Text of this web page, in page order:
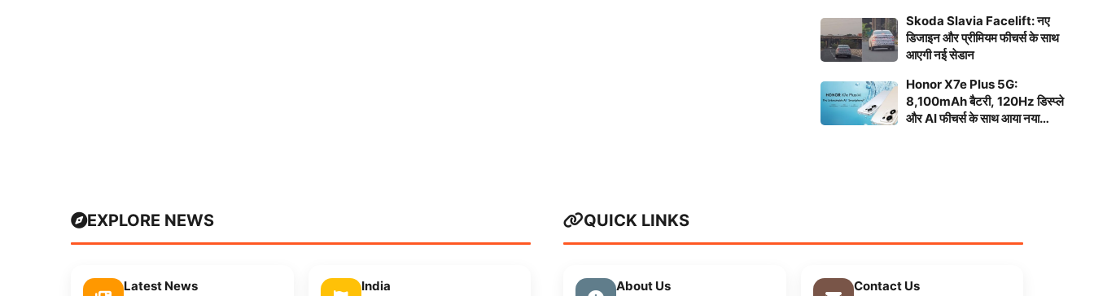
Skoda Slavia Facelift: नए
डिजाइन और प्रीमियम फीचर्स के साथ
आएगी नई सेडान
Honor X7e Plus 5G:
8,100mAh बैटरी, 120Hz डिस्प्ले
और AI फीचर्स के साथ आया नया
EXPLORE NEWS
Latest News India
QUICK LINKS
About Us Contact Us